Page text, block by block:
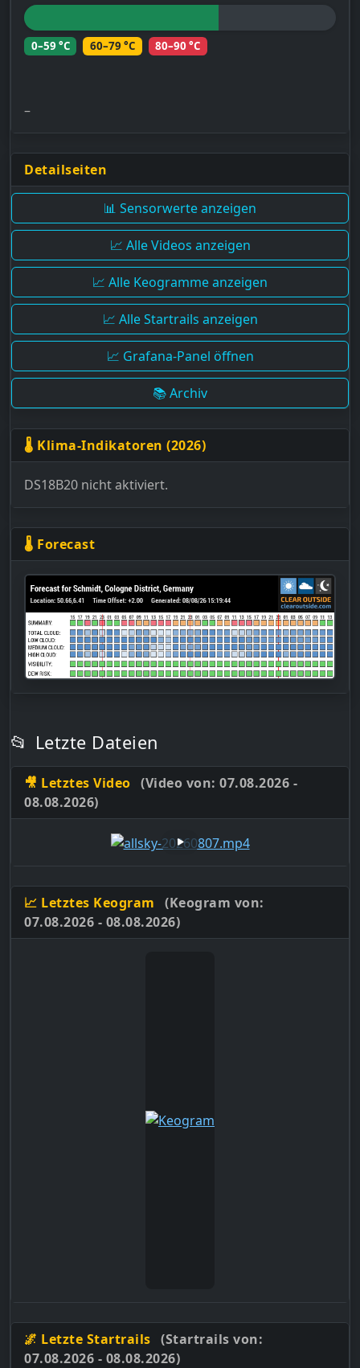
0–59 °C 60–79 °C 80–90 °C
–
Detailseiten
📊 Sensorwerte anzeigen
📈 Alle Videos anzeigen
📈 Alle Keogramme anzeigen
📈 Alle Startrails anzeigen
📈 Grafana-Panel öffnen
📚 Archiv
🌡 Klima-Indikatoren (2026)
DS18B20 nicht aktiviert.
🌡 Forecast
📂 Letzte Dateien
🎥 Letztes Video (Video von: 07.08.2026 -
08.08.2026)
📈 Letztes Keogram
(Keogram von:
07.08.2026 - 08.08.2026)
🌌 Letzte Startrails (Startrails von:
07.08.2026 - 08.08.2026)